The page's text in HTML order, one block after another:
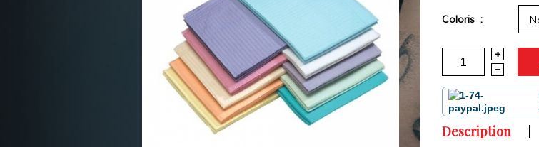
Coloris :
Description